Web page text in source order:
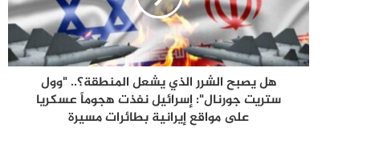
هل يصبح الشرر الذي يشعل المنطقة؟.. "وول
ستريت جورنال": إسرائيل نفذت هجوماً عسكريا
على مواقع إيرانية بطائرات مسيرة